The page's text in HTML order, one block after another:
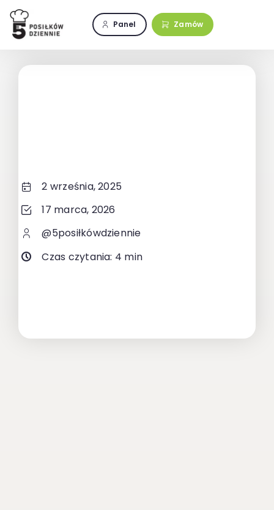
Przejdź
zawartości
Panel Zamów
2 września, 2025
17 marca, 2026
@5posiłkówdziennie
Czas czytania: 4 min